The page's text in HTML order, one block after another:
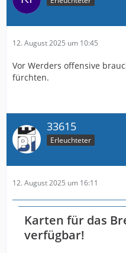
12. August 2025 um 10:45
Vor Werders offensive
fürchten.
33615
Erleuchteter
12. August 2025 um 16:11
Karten für das
verfügbar!